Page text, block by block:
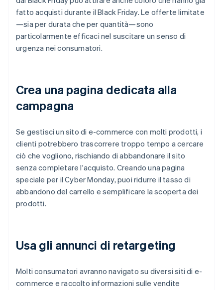
fatto acquisti durante il Black Friday. Le offerte limitate
—sia per durata che per quantità—sono
particolarmente efficaci nel suscitare un senso di
urgenza nei consumatori.
Crea una pagina dedicata alla
campagna
Se gestisci un sito di e-commerce con molti prodotti, i
clienti potrebbero trascorrere troppo tempo a cercare
ciò che vogliono, rischiando di abbandonare il sito
senza completare l'acquisto. Creando una pagina
speciale per il Cyber Monday, puoi ridurre il tasso di
abbandono del carrello e semplificare la scoperta dei
prodotti.
Usa gli annunci di retargeting
Molti consumatori avranno navigato su diversi siti di e-
commerce e raccolto informazioni sulle vendite